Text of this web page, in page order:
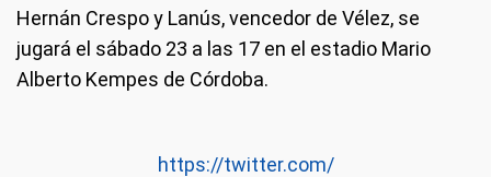
Hernán Crespo y Lanús, vencedor de Vélez, se
jugará el sábado 23 a las 17 en el estadio Mario
Alberto Kempes de Córdoba.
https://twitter.com/